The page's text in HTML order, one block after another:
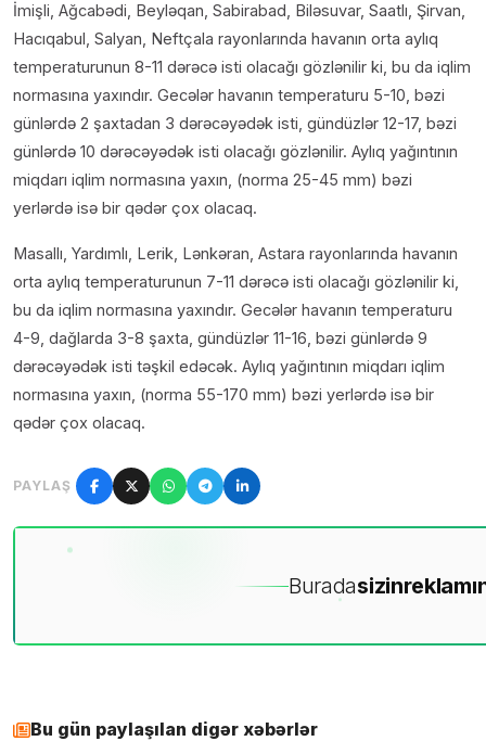
İmişli, Ağcabədi, Beyləqan, Sabirabad, Biləsuvar, Saatlı, Şirvan,
Hacıqabul, Salyan, Neftçala rayonlarında havanın orta aylıq
temperaturunun 8-11 dərəcə isti olacağı gözlənilir ki, bu da iqlim
normasına yaxındır. Gecələr havanın temperaturu 5-10, bəzi
günlərdə 2 şaxtadan 3 dərəcəyədək isti, gündüzlər 12-17, bəzi
günlərdə 10 dərəcəyədək isti olacağı gözlənilir. Aylıq yağıntının
miqdarı iqlim normasına yaxın, (norma 25-45 mm) bəzi
yerlərdə isə bir qədər çox olacaq.
Masallı, Yardımlı, Lerik, Lənkəran, Astara rayonlarında havanın
orta aylıq temperaturunun 7-11 dərəcə isti olacağı gözlənilir ki,
bu da iqlim normasına yaxındır. Gecələr havanın temperaturu
4-9, dağlarda 3-8 şaxta, gündüzlər 11-16, bəzi günlərdə 9
dərəcəyədək isti təşkil edəcək. Aylıq yağıntının miqdarı iqlim
normasına yaxın, (norma 55-170 mm) bəzi yerlərdə isə bir
qədər çox olacaq.
PAYLAŞ
Buradasizin
Bu gün paylaşılan digər xəbərlər